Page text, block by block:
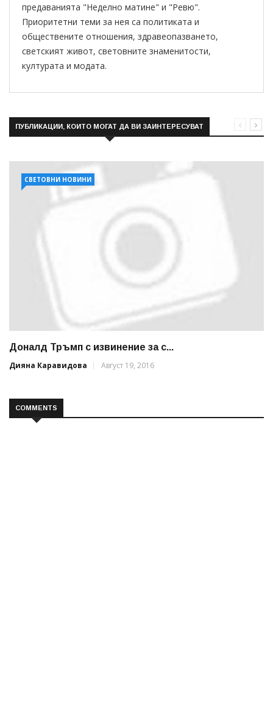
предаванията "Неделно матине" и "Ревю".
Приоритетни теми за нея са политиката и
обществените отношения, здравеопазването,
светският живот, световните знаменитости,
културата и модата.
ПУБЛИКАЦИИ, КОИТО МОГАТ ДА ВИ ЗАИНТЕРЕСУВАТ
СВЕТОВНИ НОВИНИ
Доналд Тръмп с извинение за с...
Дияна Каравидова
Август 19, 2016
COMMENTS